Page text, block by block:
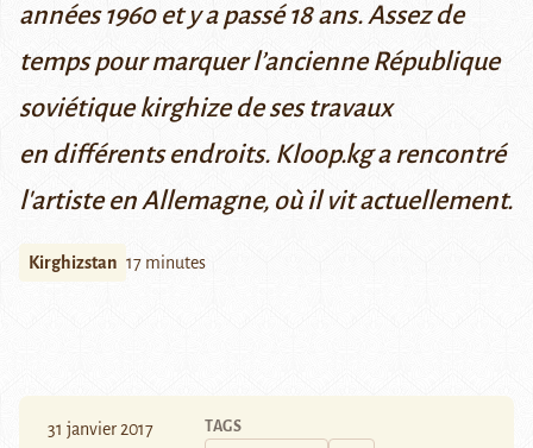
années 1960 et y a passé 18 ans. Assez de
temps pour marquer l’ancienne République
soviétique kirghize de ses travaux
en différents endroits. Kloop.kg a rencontré
l'artiste en Allemagne, où il vit actuellement.
Kirghizstan 17 minutes
31 janvier 2017 TAGS